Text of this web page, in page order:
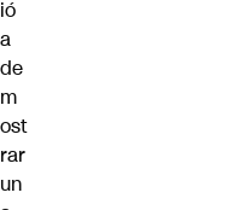
ió
a
de
m
ost
rar
un